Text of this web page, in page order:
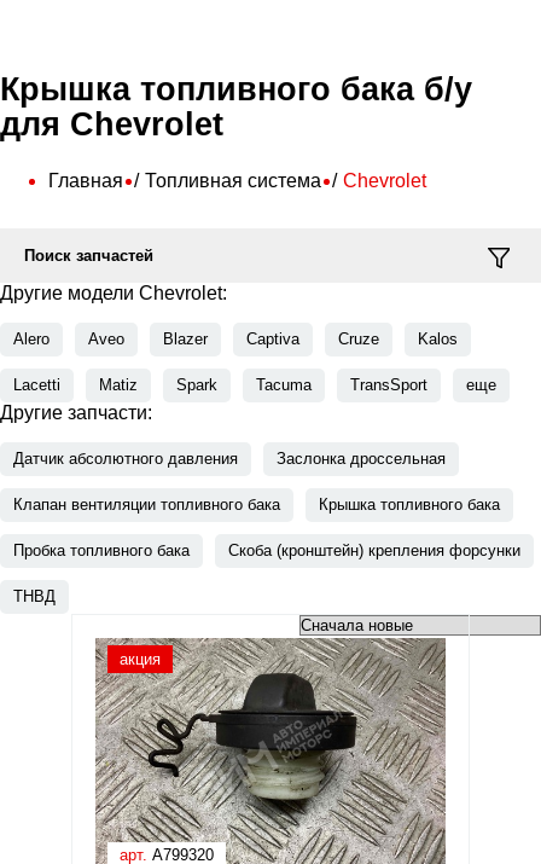
Крышка топливного бака б/у
для Chevrolet
Главная Топливная система Chevrolet
Поиск запчастей
Другие модели Chevrolet:
Alero Aveo Blazer Captiva Cruze Kalos
Lacetti Matiz Spark Tacuma TransSport еще
Другие запчасти:
Датчик абсолютного давления Заслонка дроссельная
Клапан вентиляции топливного бака Крышка топливного бака
Пробка топливного бака Скоба (кронштейн) крепления форсунки
ТНВД
акция
арт. A799320